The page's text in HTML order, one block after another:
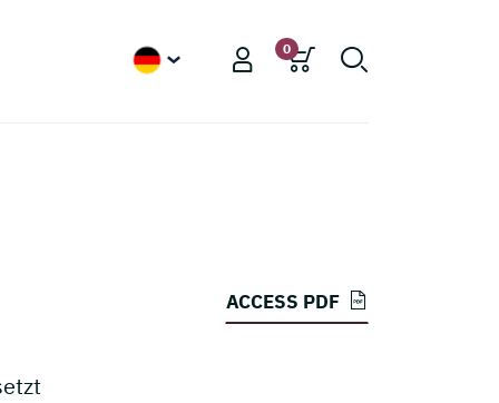
German
0
ACCESS PDF